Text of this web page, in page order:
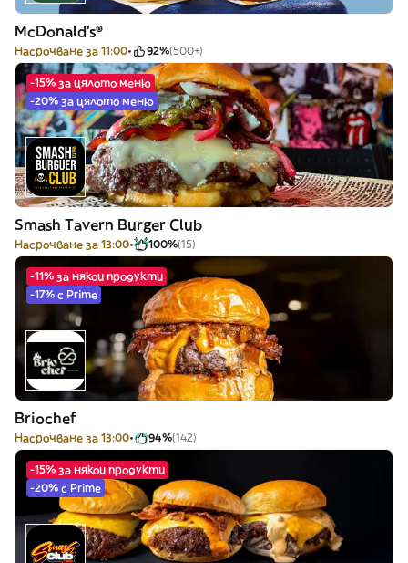
McDonald's®
Насрочване за 11:00 92%(500+)
-15% за цялото меню
-20% за цялото меню
Smash Tavern Burger Club
Насрочване за 13:00 100%(15)
-11% за някои продукти
-17% с Prime
Briochef
Насрочване за 13:00 94%(142)
-15% за някои продукти
-20% с Prime